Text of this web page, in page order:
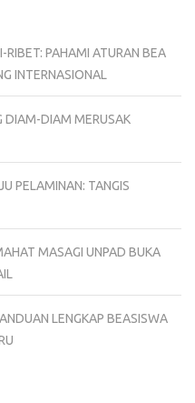
RIBET: PAHAMI ATURAN BEA
INTERNASIONAL
DIAM-DIAM MERUSAK
PELAMINAN: TANGIS
MASAGI UNPAD BUKA
LENGKAP BEASISWA